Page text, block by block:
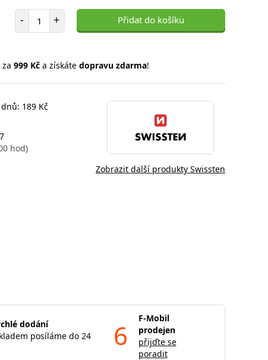
- Počet položek
+ Přidat do košíku
999 Kča získáte dopravu zdarma!
189 Kč
hod)
Zobrazit další produkty Swissten
dodání
posíláme do 24
6
F-Mobil
prodejen
přijďte se
poradit